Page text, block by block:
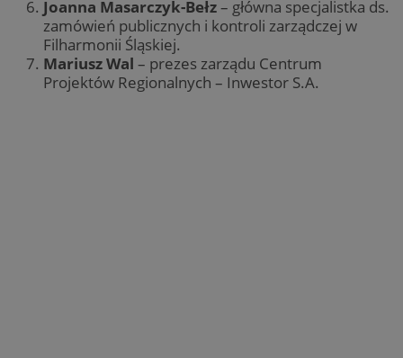
Joanna Masarczyk-Bełz– główna specjalistka ds.
zamówień publicznych i kontroli zarządczej w
Filharmonii Śląskiej.
Mariusz Wal – prezes zarządu Centrum
Projektów Regionalnych – Inwestor S.A.